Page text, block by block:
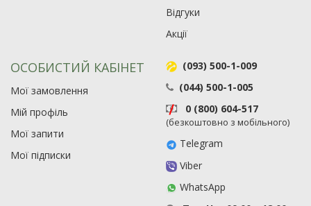
Рейтинг EXE.ua:4.6
Відгуки
Акції
ОСОБИСТИЙ КАБІНЕТ
Мої замовлення
Мій профіль
Мої запити
Мої підписки
(093) 500-1-009
(044) 500-1-005
0 (800) 604-517
(безкоштовно з мобільного)
Telegram
Viber
WhatsApp